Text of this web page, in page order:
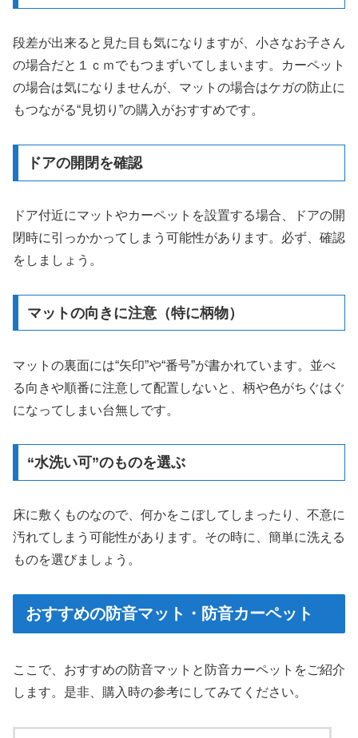
段差が出来ると見た目も気になりますが、小さなお子さん
の場合だと１ｃｍでもつまずいてしまいます。カーペット
の場合は気になりませんが、マットの場合はケガの防止に
もつながる“見切り”の購入がおすすめです。
ドアの開閉を確認
ドア付近にマットやカーペットを設置する場合、ドアの開
閉時に引っかかってしまう可能性があります。必ず、確認
をしましょう。
マットの向きに注意（特に柄物）
マットの裏面には“矢印”や“番号”が書かれています。並べ
る向きや順番に注意して配置しないと、柄や色がちぐはぐ
になってしまい台無しです。
“水洗い可”のものを選ぶ
床に敷くものなので、何かをこぼしてしまったり、不意に
汚れてしまう可能性があります。その時に、簡単に洗える
ものを選びましょう。
おすすめの防音マット・防音カーペット
ここで、おすすめの防音マットと防音カーペットをご紹介
します。是非、購入時の参考にしてみてください。